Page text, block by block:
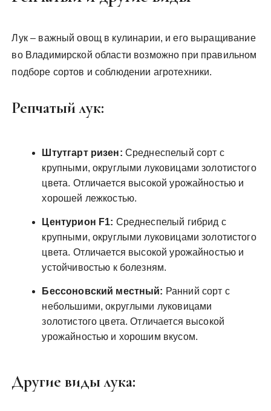
Лук – важный овощ в кулинарии, и его выращивание
во Владимирской области возможно при правильном
подборе сортов и соблюдении агротехники.
Репчатый лук:
Штутгарт ризен: Среднеспелый сорт с
крупными, округлыми луковицами золотистого
цвета. Отличается высокой урожайностью и
хорошей лежкостью.
Центурион F1: Среднеспелый гибрид с
крупными, округлыми луковицами золотистого
цвета. Отличается высокой урожайностью и
устойчивостью к болезням.
Бессоновский местный: Ранний сорт с
небольшими, округлыми луковицами
золотистого цвета. Отличается высокой
урожайностью и хорошим вкусом.
Другие виды лука: